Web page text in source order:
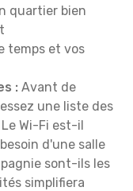
quartier bien
temps et vos
: Avant de
une liste des
Wi-Fi est-il
d'une salle
sont-ils les
simplifiera